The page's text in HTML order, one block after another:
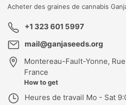
Acheter des graines de cannabis
+1 323 601 5997
mail@ganjaseeds.org
Montereau-Fault-Yonne,
France
How to get
Heures de travail Mo - Sat